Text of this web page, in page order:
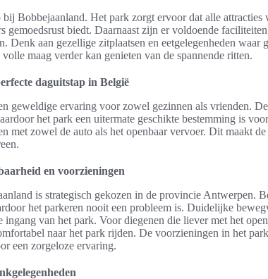
Bobbejaanland. Het park zorgt ervoor dat alle attracties
gemoedsrust biedt. Daarnaast zijn er voldoende
Denk aan gezellige zitplaatsen en eetgelegenheden waar
maag verder kan genieten van de spannende ritten.
daguitstap in België
geweldige ervaring voor zowel gezinnen als vrienden.
het park een uitermate geschikte bestemming is
met zowel de auto als het openbaar vervoer. Dit maakt
en voorzieningen
is strategisch gekozen in de provincie Antwerpen.
het parkeren nooit een probleem is. Duidelijke
ingang van het park. Voor diegenen die liever met het
naar het park rijden. De voorzieningen in het
een zorgeloze ervaring.